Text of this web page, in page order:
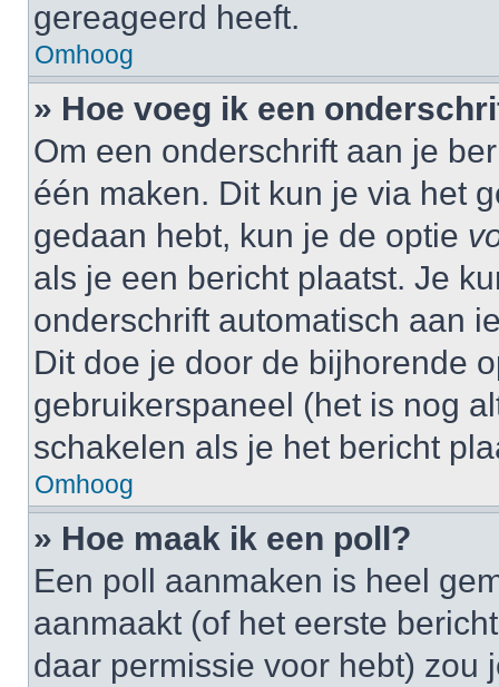
gereageerd heeft.
Omhoog
» Hoe voeg ik een
Om een onderschrift aan je
één maken. Dit kun je via het
gedaan hebt, kun je de optie
als je een bericht plaatst. Je
onderschrift automatisch aan
Dit doe je door de bijhorende
gebruikerspaneel (het is nog
schakelen als je het bericht
Omhoog
» Hoe maak ik een poll?
Een poll aanmaken is heel
aanmaakt (of het eerste
daar permissie voor hebt) zou